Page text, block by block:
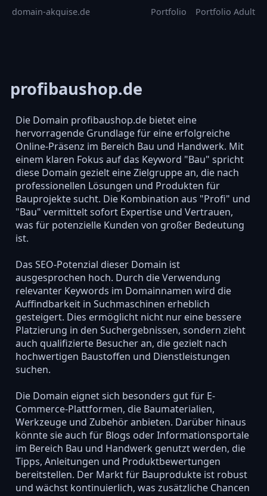
domain-akquise.de Portfolio Portfolio Adult
profibaushop.de
Die Domain profibaushop.de bietet eine
hervorragende Grundlage für eine erfolgreiche
Online-Präsenz im Bereich Bau und Handwerk. Mit
einem klaren Fokus auf das Keyword "Bau" spricht
diese Domain gezielt eine Zielgruppe an, die nach
professionellen Lösungen und Produkten für
Bauprojekte sucht. Die Kombination aus "Profi" und
"Bau" vermittelt sofort Expertise und Vertrauen,
was für potenzielle Kunden von großer Bedeutung
ist.
Das SEO-Potenzial dieser Domain ist
ausgesprochen hoch. Durch die Verwendung
relevanter Keywords im Domainnamen wird die
Auffindbarkeit in Suchmaschinen erheblich
gesteigert. Dies ermöglicht nicht nur eine bessere
Platzierung in den Suchergebnissen, sondern zieht
auch qualifizierte Besucher an, die gezielt nach
hochwertigen Baustoffen und Dienstleistungen
suchen.
Die Domain eignet sich besonders gut für E-
Commerce-Plattformen, die Baumaterialien,
Werkzeuge und Zubehör anbieten. Darüber hinaus
könnte sie auch für Blogs oder Informationsportale
im Bereich Bau und Handwerk genutzt werden, die
Tipps, Anleitungen und Produktbewertungen
bereitstellen. Der Markt für Bauprodukte ist robust
und wächst kontinuierlich, was zusätzliche Chancen